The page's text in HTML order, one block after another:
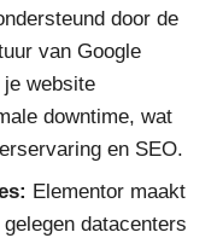
door de
van Google
website
downtime, wat
en SEO.
Elementor maakt
datacenters